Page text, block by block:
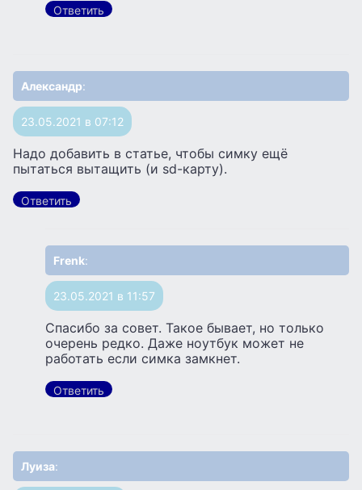
Ответить
Александр:
23.05.2021 в 07:12
Надо добавить в статье, чтобы симку ещё
пытаться вытащить (и sd-карту).
Ответить
Frenk:
23.05.2021 в 11:57
Спасибо за совет. Такое бывает, но только
очерень редко. Даже ноутбук может не
работать если симка замкнет.
Ответить
Луиза: